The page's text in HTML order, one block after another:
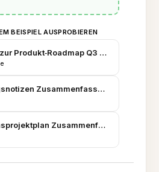
BEISPIEL AUSPROBIEREN
Produkt‑Roadmap Q3 -
Zusammenfassung - Modelle,
Zusammenfasser -